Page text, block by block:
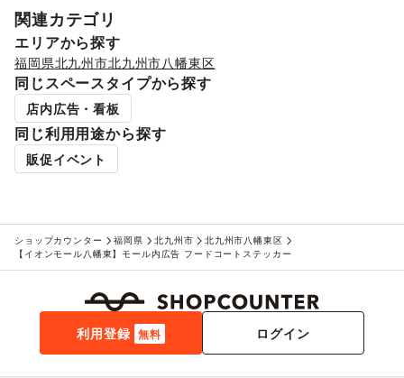
関連カテゴリ
エリアから探す
福岡県北九州市北九州市八幡東区
同じスペースタイプから探す
店内広告・看板
同じ利用用途から探す
販促イベント
ショップカウンター 福岡県 北九州市
北九州市八幡東区
【イオンモール八幡東】モール内広告 フードコートステッカー
利用登録 無料 ログイン